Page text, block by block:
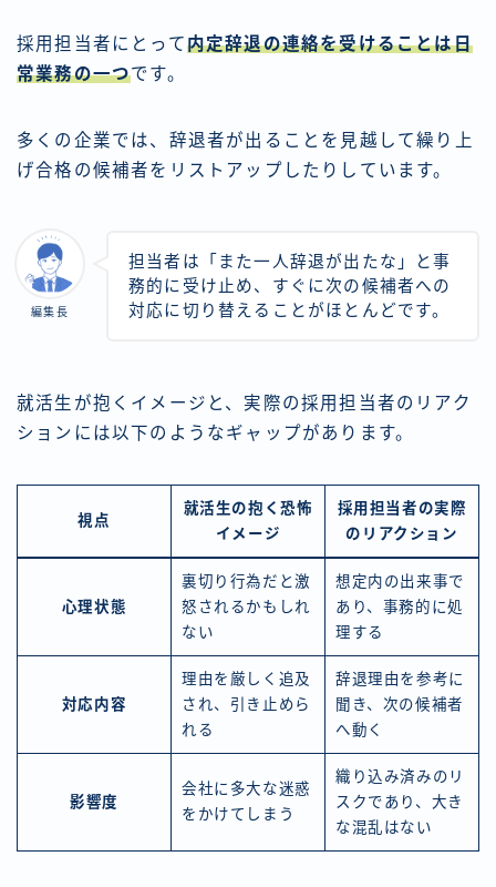
採用担当者にとって内定辞退の連絡を受けることは日
常業務の一つです。
多くの企業では、辞退者が出ることを見越して繰り上
げ合格の候補者をリストアップしたりしています。
編集長
担当者は「また一人辞退が出たな」と事
務的に受け止め、すぐに次の候補者への
対応に切り替えることがほとんどです。
就活生が抱くイメージと、実際の採用担当者のリアク
ションには以下のようなギャップがあります。
視点
就活生の抱く恐怖
イメージ
採用担当者の実際
のリアクション
心理状態
裏切り行為だと激
怒されるかもしれ
ない
想定内の出来事で
あり、事務的に処
理する
対応内容
理由を厳しく追及
され、引き止めら
れる
辞退理由を参考に
聞き、次の候補者
へ動く
影響度
会社に多大な迷惑
をかけてしまう
織り込み済みのリ
スクであり、大き
な混乱はない